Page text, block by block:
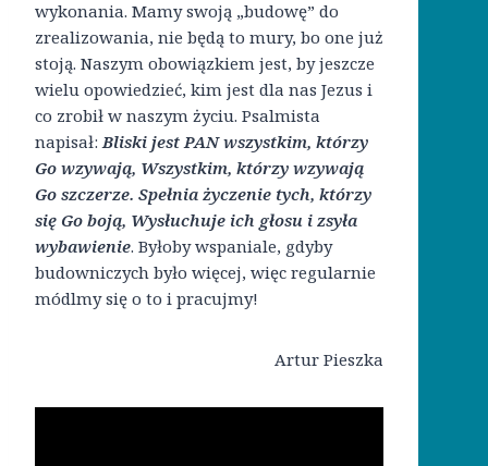
wykonania. Mamy swoją „budowę” do
zrealizowania, nie będą to mury, bo one już
stoją. Naszym obowiązkiem jest, by jeszcze
wielu opowiedzieć, kim jest dla nas Jezus i
co zrobił w naszym życiu. Psalmista
napisał: Bliski jest PAN wszystkim, którzy
Go wzywają, Wszystkim, którzy wzywają
Go szczerze. Spełnia życzenie tych, którzy
się Go boją, Wysłuchuje ich głosu i zsyła
wybawienie. Byłoby wspaniale, gdyby
budowniczych było więcej, więc regularnie
módlmy się o to i pracujmy!
Artur Pieszka